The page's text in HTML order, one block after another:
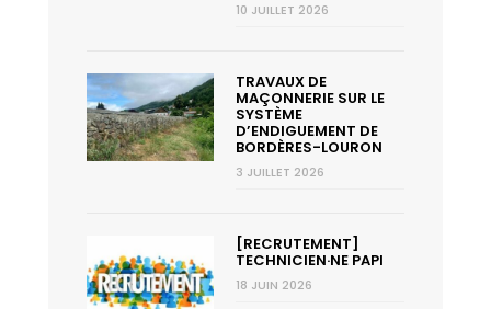
10 JUILLET 2026
TRAVAUX DE
MAÇONNERIE SUR LE
SYSTÈME
D’ENDIGUEMENT DE
BORDÈRES-LOURON
3 JUILLET 2026
[RECRUTEMENT]
TECHNICIEN·NE PAPI
18 JUIN 2026